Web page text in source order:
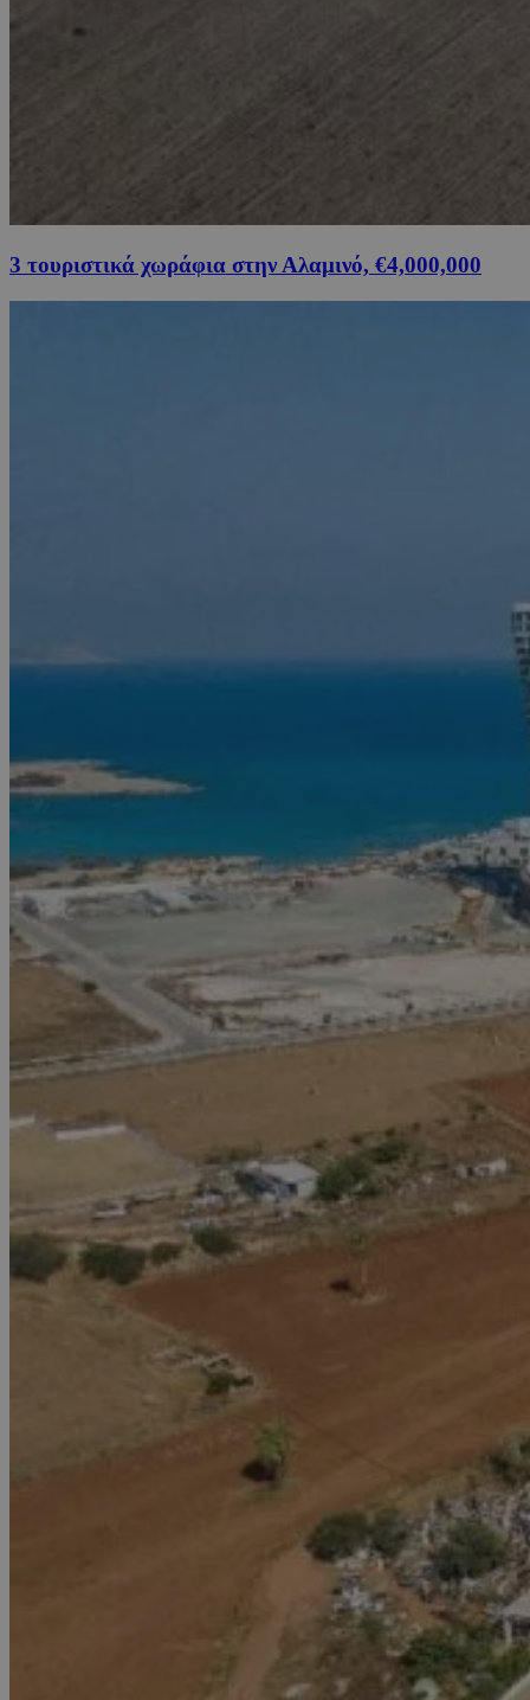
3 τουριστικά χωράφια στην Αλαμινό, €4,000,000